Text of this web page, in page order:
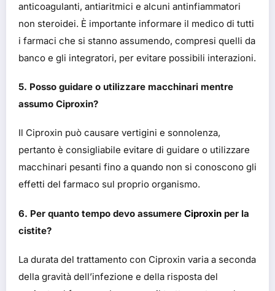
anticoagulanti, antiaritmici e alcuni antinfiammatori
non steroidei. È importante informare il medico di tutti
i farmaci che si stanno assumendo, compresi quelli da
banco e gli integratori, per evitare possibili interazioni.
5. Posso guidare o utilizzare macchinari mentre
assumo Ciproxin?
Il Ciproxin può causare vertigini e sonnolenza,
pertanto è consigliabile evitare di guidare o utilizzare
macchinari pesanti fino a quando non si conoscono gli
effetti del farmaco sul proprio organismo.
6. Per quanto tempo devo assumere Ciproxin per la
cistite?
La durata del trattamento con Ciproxin varia a seconda
della gravità dell’infezione e della risposta del